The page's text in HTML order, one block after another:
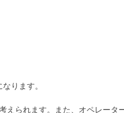
ります。
えられます。また、オペレータ